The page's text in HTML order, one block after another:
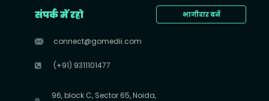
भागीदार बनें
संपर्क में रहो
connect@gomedii.com
(+91) 9311101477
96, block C, Sector 65, Noida,